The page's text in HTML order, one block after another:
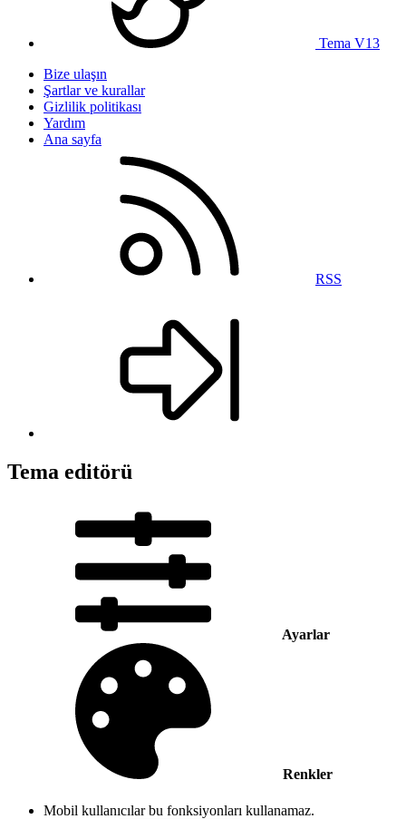
Tema V13
Bize ulaşın
Şartlar ve kurallar
Gizlilik politikası
Yardım
Ana sayfa
RSS
Tema editörü
Ayarlar
Renkler
Mobil kullanıcılar bu fonksiyonları kullanamaz.